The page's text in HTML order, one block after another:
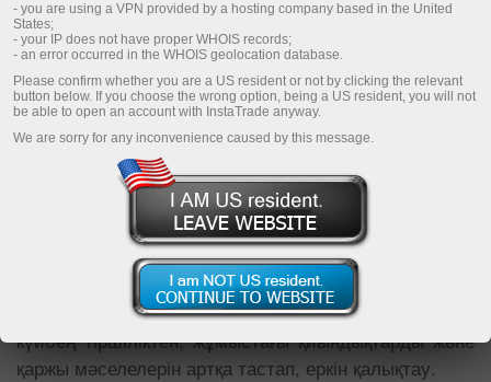
2012 жылдың жазында өткен трейдерлердің
халықаралық слетінде ИнстаТрейд компаниясы
өзінің логотипімен безендірілген жаңа брендтік
аэростат жиналғандарға көрсетті.
ИнстаТрейд компаниясымен трейдинг — бұл сүйікті
ісіңмен айналысып жерден көтеріліп, күнделікті
күйбең тіршіліктен, жұмыстағы қиындықтарды және
қаржы мәселелерін артқа тастап, еркін қалықтау.
- you are using a VPN provided by a hosting company based in the United
States;
- your IP does not have proper WHOIS records;
- an error occurred in the WHOIS geolocation database.
Please confirm whether you are a US resident or not by clicking the relevant
button below. If you choose the wrong option, being a US resident, you will not
be able to open an account with InstaTrade anyway.
We are sorry for any inconvenience caused by this message.